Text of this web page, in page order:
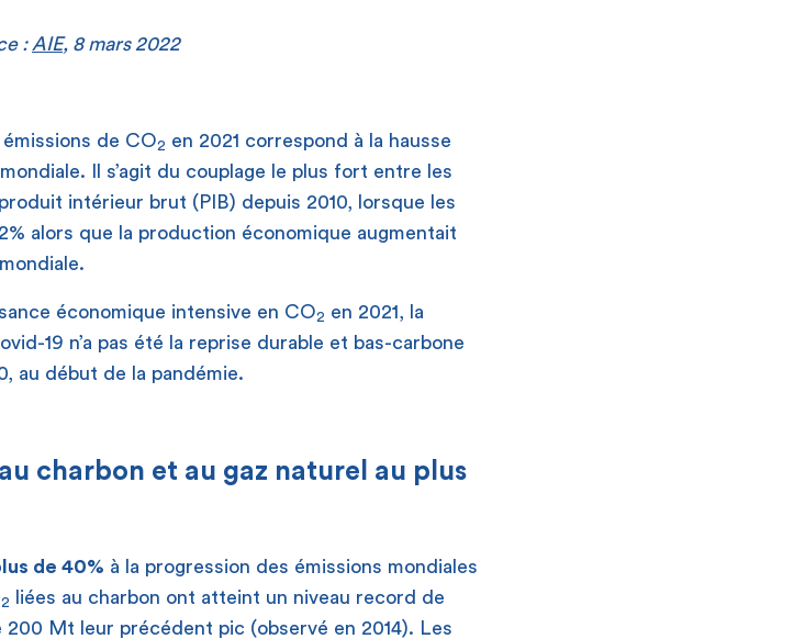
: AIE, 8 mars 2022
de CO2 en 2021 correspond à la hausse
Il s’agit du couplage le plus fort entre les
intérieur brut (PIB) depuis 2010, lorsque les
alors que la production économique augmentait
économique intensive en CO2 en 2021, la
19 n’a pas été la reprise durable et bas-carbone
au début de la pandémie.
au charbon et au gaz naturel au plus
de 40% à la progression des émissions mondiales
2
liées au charbon ont atteint un niveau record de
200 Mt leur précédent pic (observé en 2014). Les